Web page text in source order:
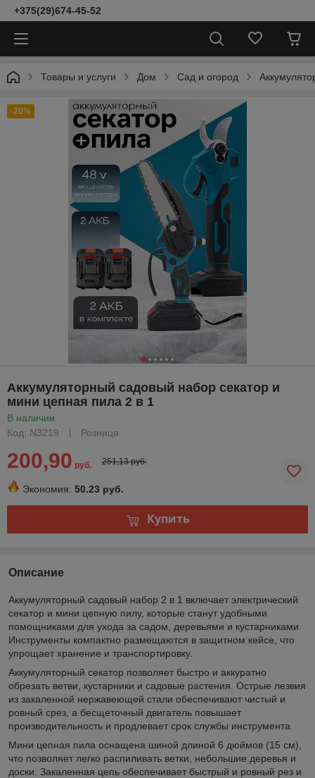
+375(29)674-45-52
Товары и услуги Дом Сад и огород
-20%
Аккумуляторный садовый набор секатор и
мини цепная пила 2 в 1
В наличии
Код: N3219
Розница
200,90 руб. 251,13 руб.
Экономия: 50.23 руб.
Купить
Описание
Аккумуляторный садовый набор 2 в 1 включает электрический
секатор и мини цепную пилу, которые станут удобными
помощниками для ухода за садом, деревьями и кустарниками.
Инструменты компактно размещаются в защитном кейсе, что
упрощает хранение и транспортировку.
Аккумуляторный секатор позволяет быстро и аккуратно
обрезать ветви, кустарники и садовые растения. Острые лезвия
из закаленной нержавеющей стали обеспечивают чистый и
ровный срез, а бесщеточный двигатель повышает
производительность и продлевает срок службы инструмента.
Мини цепная пила оснащена шиной длиной 6 дюймов (15 см),
что позволяет легко распиливать ветки, небольшие деревья и
доски. Закаленная цепь обеспечивает быстрый и ровный рез и